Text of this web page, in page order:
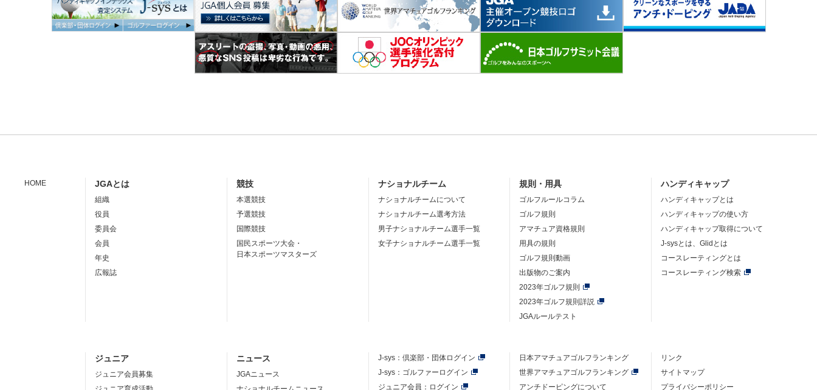
HOME JGAとは
組織
役員
委員会
会員
年史
広報誌
競技
本選競技
予選競技
国際競技
国民スポーツ大会・
日本スポーツマスターズ
ナショナルチーム
ナショナルチームについて
ナショナルチーム選考方法
男子ナショナルチーム選手一覧
女子ナショナルチーム選手一覧
規則・用具
ゴルフルールコラム
ゴルフ規則
アマチュア資格規則
用具の規則
ゴルフ規則動画
出版物のご案内
2023年ゴルフ規則
2023年ゴルフ規則詳説
JGAルールテスト
ハンディキャップ
ハンディキャップとは
ハンディキャップの使い方
ハンディキャップ取得について
J-sysとは、Glidとは
コースレーティングとは
コースレーティング検索
ジュニア
ジュニア会員募集
ニュース
JGAニュース
J-sys： 倶楽部・団体ログイン
J-sys：ゴルファーログイン
ジュニア会員：ログイン
日本アマチュアゴルフランキング
世界アマチュアゴルフランキング
アンチドーピングについて
リンク
サイトマップ
プライバシーポリシー